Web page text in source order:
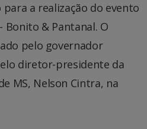
a realização do evento
Bonito & Pantanal. O
pelo governador
diretor-presidente da
MS, Nelson Cintra, na